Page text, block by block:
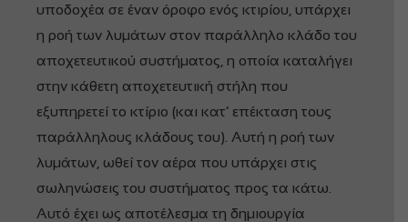
υποδοχέα σε έναν όροφο ενός κτιρίου, υπάρχει
η ροή των λυμάτων στον παράλληλο κλάδο του
αποχετευτικού συστήματος, η οποία καταλήγει
στην κάθετη αποχετευτική στήλη που
εξυπηρετεί το κτίριο (και κατ’ επέκταση τους
παράλληλους κλάδους του). Αυτή η ροή των
λυμάτων, ωθεί τον αέρα που υπάρχει στις
σωληνώσεις του συστήματος προς τα κάτω.
Αυτό έχει ως αποτέλεσμα τη δημιουργία